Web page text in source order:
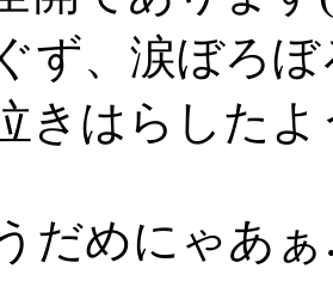
ず、涙ぼろ
きはらした
だめにゃあ